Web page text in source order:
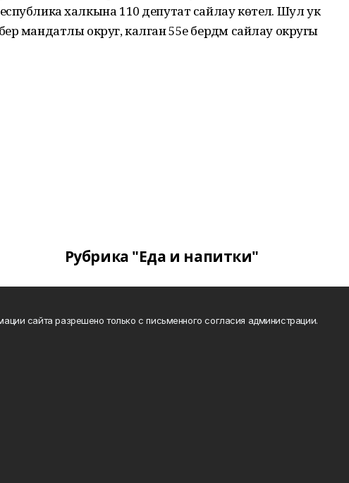
халкына 110 депутат сайлау көтелә. Шул ук
мандатлы округ, калган 55е бердәм сайлау округы
Рубрика "Еда и напитки"
сайта разрешено только с письменного согласия администрации.